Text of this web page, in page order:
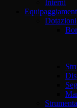
Interni
Dotazioni